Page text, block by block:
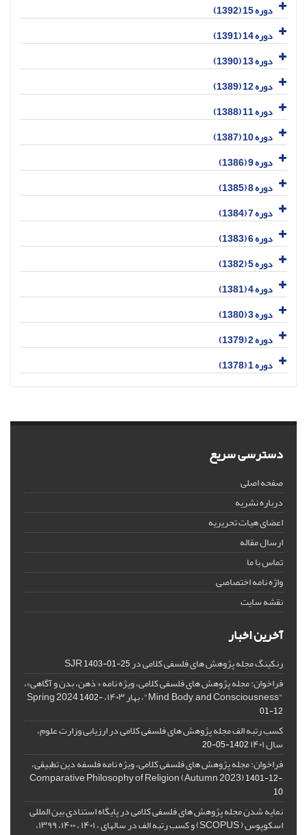
دوره 15 (1392)
دوره 14 (1391)
دوره 13 (1390)
دوره 12 (1389)
دوره 11 (1388)
دوره 10 (1387)
دوره 9 (1386)
دوره 8 (1385)
دوره 7 (1384)
دوره 6 (1383)
دوره 5 (1382)
دوره 4 (1381)
دوره 3 (1380)
دوره 2 (1379)
دوره 1 (1378)
دسترسی سریع
صفحه اصلی
درباره نشریه
اعضای هیات تحریریه
ارسال مقاله
تماس با ما
واژه نامه اختصاصی
نقشه سایت
آخرین اخبار
رنکینگ مجله پژوهش های فلسفی کلامی در SJR1403-01-25
فراخوان: مجله پژوهش های فلسفی کلامی، ویژه نامه « ذهن، بدن و آگاهی»،
"Mind, Body, and Consciousness"، بهار ۱۴۰۳، Spring 2024
1402-
01-12
کسب رتبه الف مجله پژوهش های فلسفی کلامی در ارزیابی وزارت علوم،
سال ۱۴۰۱ 1402-05-20
فراخوان: مجله پژوهش های فلسفی کلامی، ویژه نامه فلسفه دین تطبیقی،
,Comparative Philosophy of Religion (Autumn 2023)
1401-12-
10
نمایه شدن مجله پژوهش های فلسفی کلامی در پایگاه استنادی بین المللی
اسکوپوس ( SCOPUS) و کسب رتبه الف در سالهای ، ۱۴۰۱ ، ۱۴۰۰، ۱۳۹۹،